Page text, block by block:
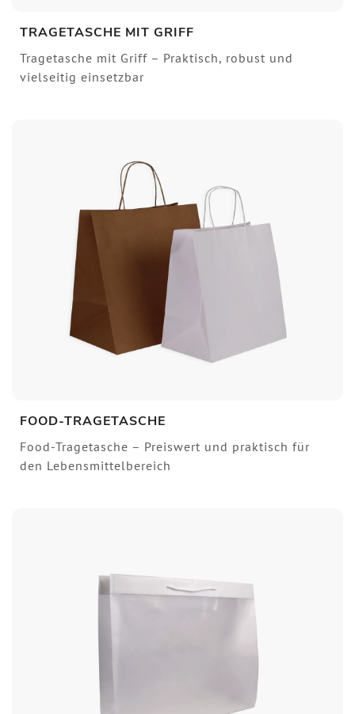
TRAGETASCHE MIT GRIFF
Tragetasche mit Griff – Praktisch, robust und
vielseitig einsetzbar
FOOD-TRAGETASCHE
Food-Tragetasche – Preiswert und praktisch für
den Lebensmittelbereich